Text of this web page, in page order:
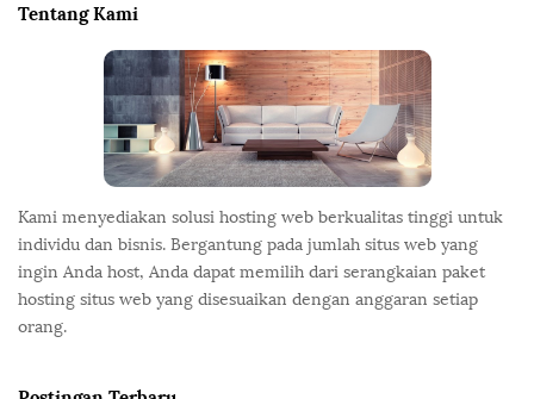
Tentang Kami
Kami menyediakan solusi hosting web berkualitas tinggi untuk
individu dan bisnis. Bergantung pada jumlah situs web yang
ingin Anda host, Anda dapat memilih dari serangkaian paket
hosting situs web yang disesuaikan dengan anggaran setiap
orang.